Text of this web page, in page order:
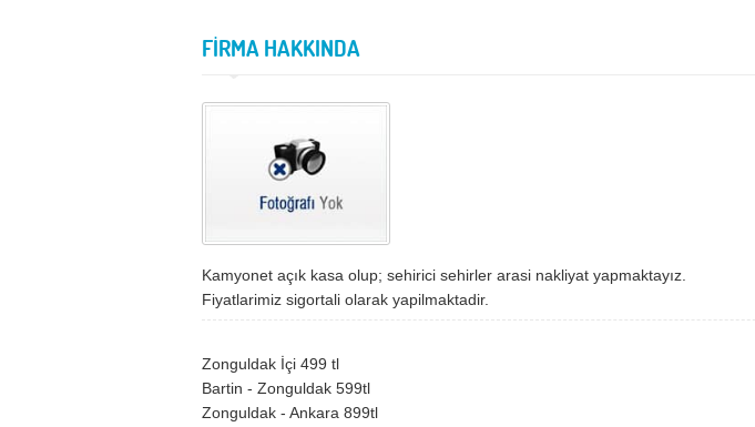
FİRMA HAKKINDA
Kamyonet açık kasa olup; sehirici sehirler arasi nakliyat yapmaktayız.
Fiyatlarimiz sigortali olarak yapilmaktadir.
Zonguldak İçi 499 tl
Bartin - Zonguldak 599tl
Zonguldak - Ankara 899tl